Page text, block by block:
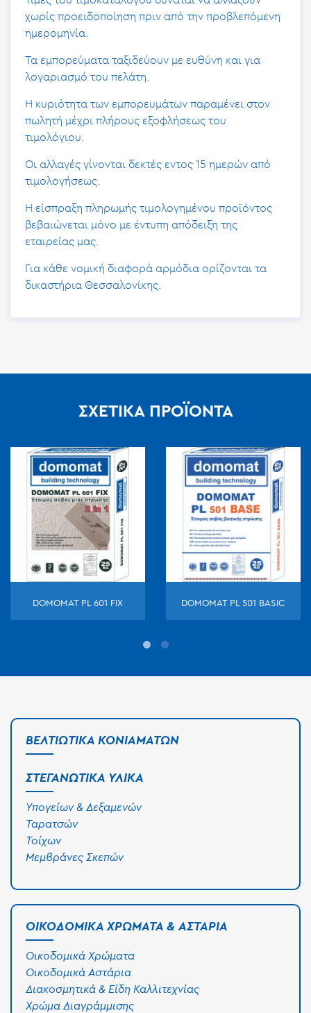
χωρίς προειδοποίηση πριν από την προβλεπόμενη
ημερομηνία.
Τα εμπορεύματα ταξιδεύουν με ευθύνη και για
λογαριασμό του πελάτη.
Η κυριότητα των εμπορευμάτων παραμένει στον
πωλητή μέχρι πλήρους εξοφλήσεως του
τιμολόγιου.
Οι αλλαγές γίνονται δεκτές εντος 15 ημερών από
τιμολογήσεως.
Η είσπραξη πληρωμής τιμολογημένου προϊόντος
βεβαιώνεται μόνο με έντυπη απόδειξη της
εταιρείας μας.
Για κάθε νομική διαφορά αρμόδια ορίζονται τα
δικαστήρια Θεσσαλονίκης.
ΣΧΕΤΙΚΆ ΠΡΟΪΌΝΤΑ
DOMOMAT PL 601 FIX DOMOMAT PL 501 BASIC
ΒΕΛΤΙΩΤΙΚΆ ΚΟΝΙΑΜΆΤΩΝ
ΣΤΕΓΑΝΩΤΙΚΆ ΥΛΙΚΆ
Υπογείων & Δεξαμενών
Ταρατσών
Τοίχων
Μεμβράνες Σκεπών
ΟΙΚΟΔΟΜΙΚΆ ΧΡΏΜΑΤΑ & ΑΣΤΆΡΙΑ
Οικοδομικά Χρώματα
Οικοδομικά Αστάρια
Διακοσμητικά & Είδη Καλλιτεχνίας
Χρώμα Διαγράμμισης